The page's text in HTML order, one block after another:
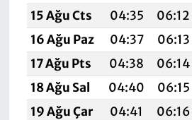
15 Ağu Cts
04:35 06:12
16 Ağu Paz
04:37 06:13
17 Ağu Pts
04:38 06:14
18 Ağu Sal
04:40 06:15
19 Ağu Çar
04:41 06:16